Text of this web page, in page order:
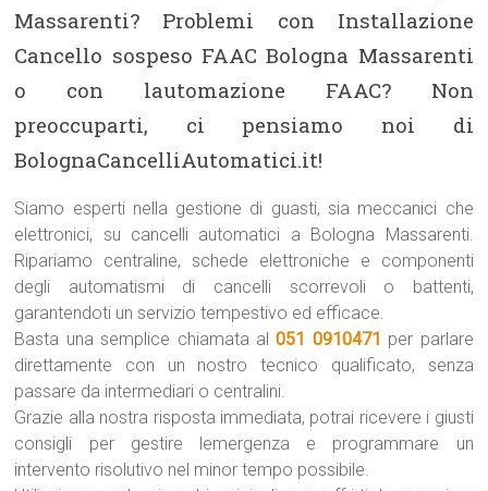
Massarenti? Problemi con Installazione
Cancello sospeso FAAC Bologna Massarenti
o con lautomazione FAAC? Non
preoccuparti, ci pensiamo noi di
BolognaCancelliAutomatici.it!
Siamo esperti nella gestione di guasti, sia meccanici che
elettronici, su cancelli automatici a Bologna Massarenti.
Ripariamo centraline, schede elettroniche e componenti
degli automatismi di cancelli scorrevoli o battenti,
garantendoti un servizio tempestivo ed efficace.
Basta una semplice chiamata al051 0910471 per parlare
direttamente con un nostro tecnico qualificato, senza
passare da intermediari o centralini.
Grazie alla nostra risposta immediata, potrai ricevere i giusti
consigli per gestire lemergenza e programmare un
intervento risolutivo nel minor tempo possibile.